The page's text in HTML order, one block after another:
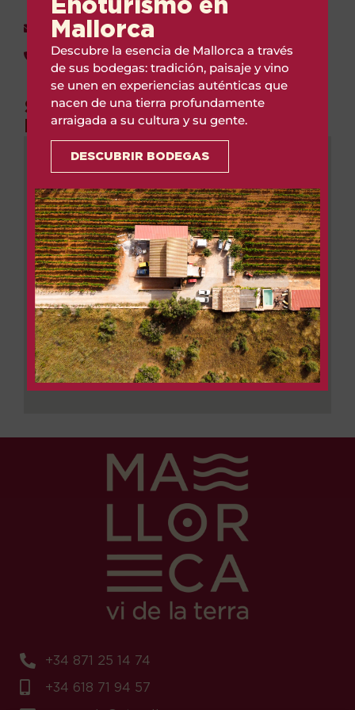
info@soncampaner.es
638 41 83 58
SÍGUENOS EN REDES
LOCALIZACIÓN
+34 871 25 14 74
+34 618 71 94 57
Enoturismo en
Mallorca
Descubre la esencia de Mallorca a través
de sus bodegas: tradición, paisaje y vino
se unen en experiencias auténticas que
nacen de una tierra profundamente
arraigada a su cultura y su gente.
DESCUBRIR BODEGAS